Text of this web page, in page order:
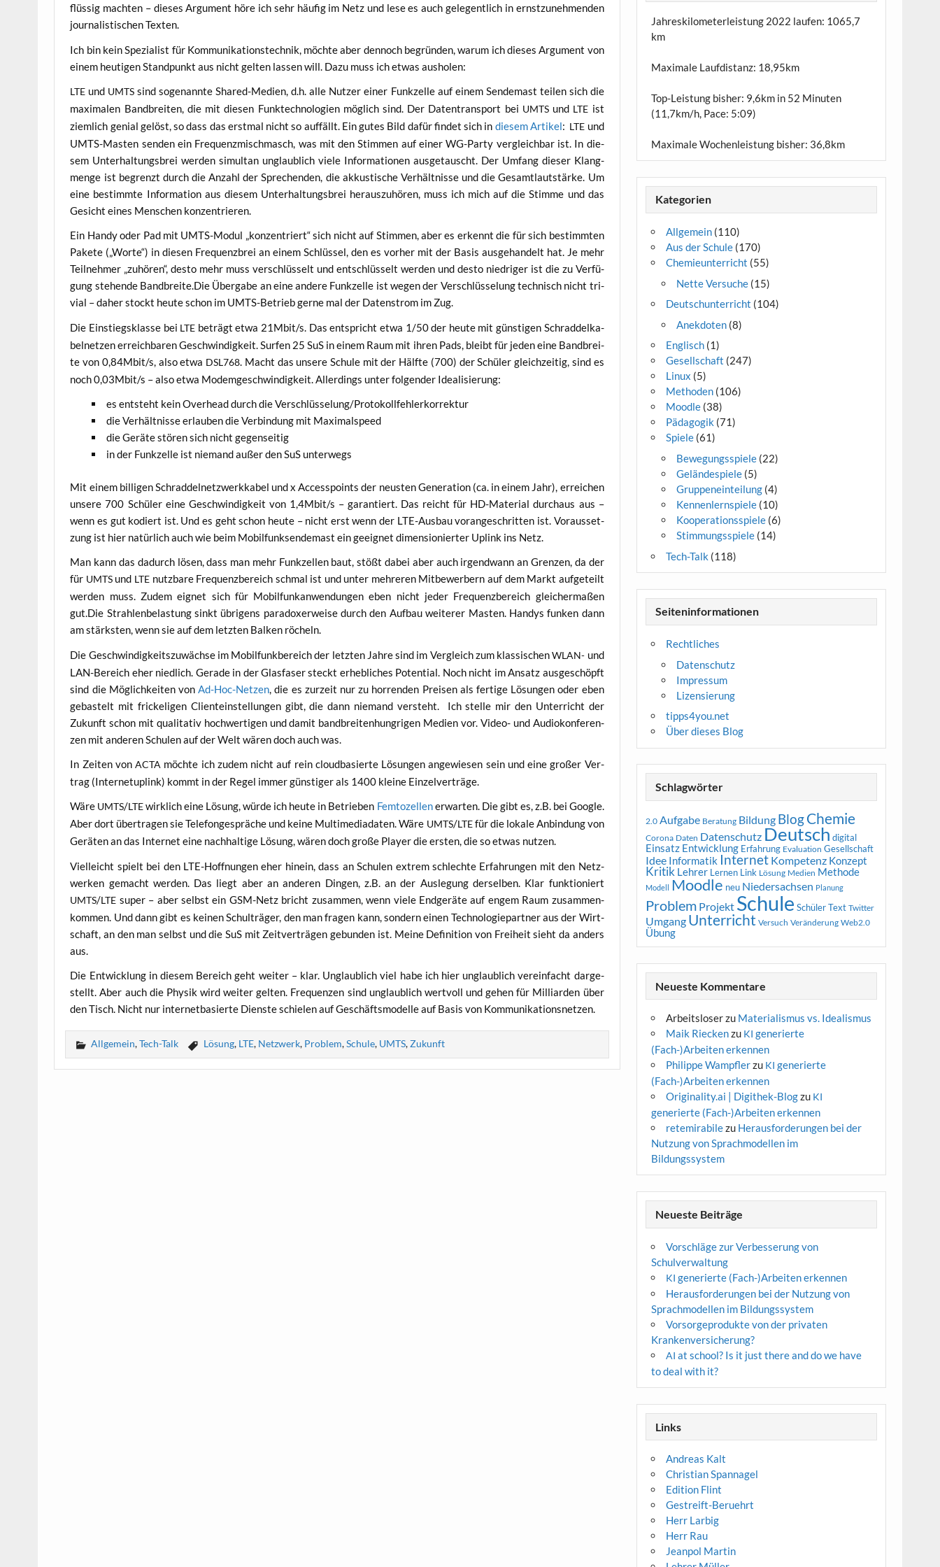
flüs­sig mach­ten – die­ses Argu­ment höre ich sehr häu­fig im Netz und lese es auch gele­gent­lich in ernst­zu­neh­men­den
jour­na­lis­ti­schen Texten.
Ich bin kein Spe­zia­list für Kom­mu­ni­ka­ti­ons­tech­nik, möch­te aber den­noch begrün­den, war­um ich die­ses Argu­ment von
einem heu­ti­gen Stand­punkt aus nicht gel­ten las­sen will. Dazu muss ich etwas ausholen:
LTE und UMTS sind soge­nann­te Shared-Medi­en, d.h. alle Nut­zer einer Funk­zel­le auf einem Sen­de­mast tei­len sich die
maxi­ma­len Band­brei­ten, die mit die­sen Funk­tech­no­lo­gien mög­lich sind. Der Daten­trans­port bei UMTSund LTE ist
ziem­lich geni­al gelöst, so dass das erst­mal nicht so auf­fällt. Ein gutes Bild dafür fin­det sich in die­sem Arti­kel: LTE und
UMTS-Mas­ten sen­den ein Fre­quenz­misch­masch, was mit den Stim­men auf einer WG-Par­ty ver­gleich­bar ist. In die­
sem Unter­hal­tungs­brei wer­den simul­tan unglaub­lich vie­le Infor­ma­tio­nen aus­ge­tauscht. Der Umfang die­ser Klang­
men­ge ist begrenzt durch die Anzahl der Spre­chen­den, die akkus­ti­sche Ver­hält­nis­se und die Gesamt­laut­stär­ke. Um
eine bestimm­te Infor­ma­ti­on aus die­sem Unter­hal­tungs­brei her­aus­zu­hö­ren, muss ich mich auf die Stim­me und das
Gesicht eines Men­schen konzentrieren.
Ein Han­dy oder Pad mit UMTS-Modul „kon­zen­triert“ sich nicht auf Stim­men, aber es erkennt die für sich bestimm­ten
Pake­te („Wor­te“) in die­sen Fre­quenz­brei an einem Schlüs­sel, den es vor­her mit der Basis aus­ge­han­delt hat. Je mehr
Teil­neh­mer „zuhö­ren“, des­to mehr muss ver­schlüs­selt und ent­schlüs­selt wer­den und des­to nied­ri­ger ist die zu Ver­fü­
gung ste­hen­de Bandbreite.Die Über­ga­be an eine ande­re Funk­zel­le ist wegen der Ver­schlüs­se­lung tech­nisch nicht tri­
vi­al – daher stockt heu­te schon im UMTS-Betrieb ger­ne mal der Daten­strom im Zug.
Die Ein­stiegs­klas­se bei LTE beträgt etwa 21Mbit/s. Das ent­spricht etwa 1/50 der heu­te mit güns­ti­gen Schrad­del­ka­
bel­net­zen erreich­ba­ren Geschwin­dig­keit. Sur­fen 25 SuS in einem Raum mit ihren Pads, bleibt für jeden eine Band­brei­
te von 0,84Mbit/s, also etwa DSL768. Macht das unse­re Schu­le mit der Hälf­te (700) der Schü­ler gleich­zei­tig, sind es
noch 0,03Mbit/s – also etwa Modem­ge­schwin­dig­keit. Aller­dings unter fol­gen­der Idealisierung:
es ent­steht kein Over­head durch die Verschlüsselung/Protokollfehlerkorrektur
die Ver­hält­nis­se erlau­ben die Ver­bin­dung mit Maximalspeed
die Gerä­te stö­ren sich nicht gegenseitig
in der Funk­zel­le ist nie­mand außer den SuS unterwegs
Mit einem bil­li­gen Schrad­del­netz­werk­ka­bel und x Acces­s­points der neus­ten Gene­ra­ti­on (ca. in einem Jahr), errei­chen
unse­re 700 Schü­ler eine Geschwin­dig­keit von 1,4Mbit/s – garan­tiert. Das reicht für HD-Mate­ri­al durch­aus aus –
wenn es gut kodiert ist. Und es geht schon heu­te – nicht erst wenn der LTE-Aus­bau vor­an­ge­schrit­ten ist. Vor­aus­set­
zung ist hier natür­lich auch wie beim Mobil­funk­sen­de­mast ein geeig­net dimen­sio­nier­ter Uplink ins Netz.
Man kann das dadurch lösen, dass man mehr Funk­zel­len baut, stößt dabei aber auch irgend­wann an Gren­zen, da der
für UMTSund LTE nutz­ba­re Fre­quenz­be­reich schmal ist und unter meh­re­ren Mit­be­wer­bern auf dem Markt auf­ge­teilt
wer­den muss. Zudem eig­net sich für Mobil­funk­an­wen­dun­gen eben nicht jeder Fre­quenz­be­reich glei­cher­ma­ßen
gut.Die Strah­len­be­las­tung sinkt übri­gens para­do­xer­wei­se durch den Auf­bau wei­te­rer Mas­ten. Han­dys fun­ken dann
am stärks­ten, wenn sie auf dem letz­ten Bal­ken röcheln.
Die Geschwin­dig­keits­zu­wäch­se im Mobil­funk­be­reich der letz­ten Jah­re sind im Ver­gleich zum klas­si­schenWLAN- und
LAN-Bereich eher nied­lich. Gera­de in der Glas­fa­ser steckt erheb­li­ches Poten­ti­al. Noch nicht im Ansatz aus­ge­schöpft
sind die Mög­lich­kei­ten vonAd-Hoc-Net­zen, die es zur­zeit nur zu hor­ren­den Prei­sen als fer­ti­ge Lösun­gen oder eben
gebas­telt mit fri­cke­li­gen Cli­ent­ein­stel­lun­gen gibt, die dann nie­mand ver­steht. Ich stel­le mir den Unter­richt der
Zukunft schon mit qua­li­ta­tiv hoch­wer­ti­gen und damit band­brei­ten­hung­ri­gen Medi­en vor. Video- und Audio­kon­fe­ren­
zen mit ande­ren Schu­len auf der Welt wären doch auch was.
In Zei­ten vonACTA möch­te ich zudem nicht auf rein cloud­ba­sier­te Lösun­gen ange­wie­sen sein und eine gro­ßer Ver­
trag (Inter­ne­tu­plink) kommt in der Regel immer güns­ti­ger als 1400 klei­ne Einzelverträge.
Wäre UMTS/LTEwirk­lich eine Lösung, wür­de ich heu­te in Betrie­ben Fem­to­zel­lenerwar­ten. Die gibt es, z.B. bei Goog­le.
Aber dort über­tra­gen sie Tele­fon­ge­sprä­che und kei­ne Mul­ti­me­dia­da­ten. Wäre UMTS/LTEfür die loka­le Anbin­dung von
Gerä­ten an das Inter­net eine nach­hal­ti­ge Lösung, wären doch gro­ße Play­er die ers­ten, die so etwas nutzen.
Viel­leicht spielt bei den LTE-Hoff­nun­gen eher hin­ein, dass an Schu­len extrem schlech­te Erfah­run­gen mit den Netz­
wer­ken gemacht wer­den. Das liegt aber an ande­ren Din­gen, z.B. an der Aus­le­gung der­sel­ben. Klar funk­tio­niert
UMTS/LTE super – aber selbst ein GSM-Netz bricht zusam­men, wenn vie­le End­ge­rä­te auf engem Raum zusam­men­
kom­men. Und dann gibt es kei­nen Schul­trä­ger, den man fra­gen kann, son­dern einen Tech­no­lo­gie­part­ner aus der Wirt­
schaft, an den man selbst und die SuS mit Zeit­ver­trä­gen gebun­den ist. Mei­ne Defi­ni­ti­on von Frei­heit sieht da anders
aus.
Die Ent­wick­lung in die­sem Bereich geht wei­ter – klar. Unglaub­lich viel habe ich hier unglaub­lich ver­ein­facht dar­ge­
stellt. Aber auch die Phy­sik wird wei­ter gel­ten. Fre­quen­zen sind unglaub­lich wert­voll und gehen für Mil­li­ar­den über
den Tisch. Nicht nur inter­net­ba­sier­te Diens­te schie­len auf Geschäfts­mo­del­le auf Basis von Kommunikationsnetzen.
Allgemein,Tech-Talk Lösung, LTE, Netzwerk, Problem,Schule, UMTS,Zukunft
Jahreskilometerleistung 2022 laufen: 1065,7
km
Maximale Laufdistanz: 18,95km
Top-Leistung bisher: 9,6km in 52 Minuten
(11,7km/h, Pace: 5:09)
Maximale Wochenleistung bisher: 36,8km
Kategorien
Allgemein (110)
Aus der Schule (170)
Chemieunterricht (55)
Nette Versuche (15)
Deutschunterricht (104)
Anekdoten (8)
Englisch (1)
Gesellschaft (247)
Linux (5)
Methoden (106)
Moodle (38)
Pädagogik (71)
Spiele (61)
Bewegungsspiele (22)
Geländespiele (5)
Gruppeneinteilung (4)
Kennenlernspiele (10)
Kooperationsspiele (6)
Stimmungsspiele (14)
Tech-Talk (118)
Seiteninformationen
Rechtliches
Datenschutz
Impressum
Lizensierung
tipps4you.net
Über dieses Blog
Schlagwörter
2.0 Aufgabe Beratung Bildung BlogChemie
Corona Daten Datenschutz Deutsch digital
Einsatz Entwicklung Erfahrung Evaluation Gesellschaft
Idee Informatik Internet Kompetenz Konzept
Kritik Lehrer Lernen Link Lösung Medien Methode
Modell Moodle neu Niedersachsen Planung
Problem Projekt Schule Schüler Text Twitter
Umgang Unterricht Versuch Veränderung Web2.0
Übung
Neueste Kommentare
Arbeitsloserzu Materialismus vs. Idealismus
Maik Rieckenzu KI generierte
(Fach-)Arbeiten erkennen
Philippe Wampflerzu KI generierte
(Fach-)Arbeiten erkennen
Originality.ai | Digithek-Blogzu KI
generierte (Fach-)Arbeiten erkennen
retemirabilezu Herausforderungen bei der
Nutzung von Sprachmodellen im
Bildungssystem
Neueste Beiträge
Vorschläge zur Verbesserung von
Schulverwaltung
KI generierte (Fach-)Arbeiten erkennen
Herausforderungen bei der Nutzung von
Sprachmodellen im Bildungssystem
Vorsorgeprodukte von der privaten
Krankenversicherung?
AI at school? Is it just there and do we have
to deal with it?
Links
Andreas Kalt
Christian Spannagel
Edition Flint
Gestreift-Beruehrt
Herr Larbig
Herr Rau
Jeanpol Martin